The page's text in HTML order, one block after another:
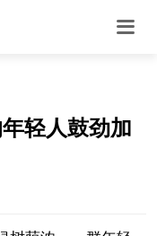
轻人鼓劲加